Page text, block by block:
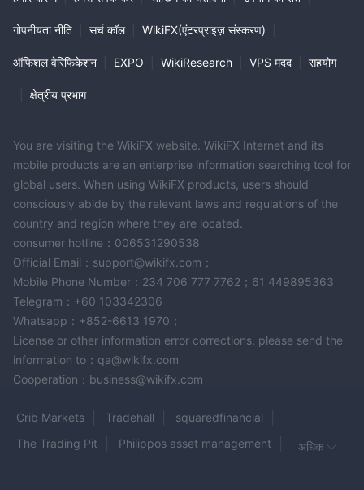
गोपनीयता नीति सर्च कॉल WikiFX(एंटरप्राइज़ संस्करण)
ऑफिशल वेरिफिकेशन EXPO WikiResearch VPS मदद सहयोग
क्षेत्रीय प्रभाग
You are visiting the WikiFX website. WikiFX Internet and its
mobile products are an enterprise information searching tool for
global users. When using WikiFX products, users should
consciously abide by the relevant laws and regulations of the
country and region where they are located.
consumer hotline：006531290538
Official Email：support@wikifx.com；
Mobile Phone Number：234 706 777 7762；61 449895363
Telegram：+60 103342306
Whatsapp：+852-6613 1970；
License or other information error corrections, please send the
information to：qa@wikifx.com
Cooperation：business@wikifx.com
Crib Markets Tradehall
squaredfinancial
The Trading Pit
Philippos asset management
अधिक